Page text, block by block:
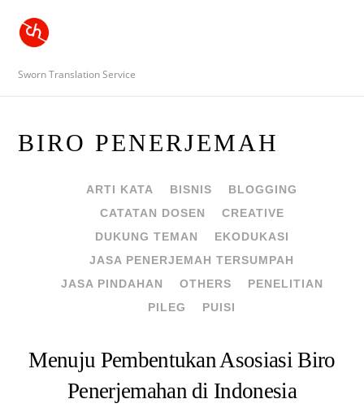
Sworn Translation Service
BIRO PENERJEMAH
ARTI KATA BISNIS
BLOGGING
CATATAN DOSEN
CREATIVE
DUKUNG TEMAN
EKODUKASI
JASA PENERJEMAH TERSUMPAH
JASA PINDAHAN
OTHERS
PENELITIAN
PILEG
PUISI
Menuju Pembentukan Asosiasi Biro
Penerjemahan di Indonesia